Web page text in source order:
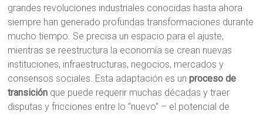
grandes revoluciones industriales conocidas hasta ahora
siempre han generado profundas transformaciones durante
mucho tiempo. Se precisa un espacio para el ajuste,
mientras se reestructura la economía se crean nuevas
instituciones, infraestructuras, negocios, mercados y
consensos sociales. Esta adaptación es unproceso de
transición que puede requerir muchas décadas y traer
disputas y fricciones entre lo “nuevo” – el potencial de